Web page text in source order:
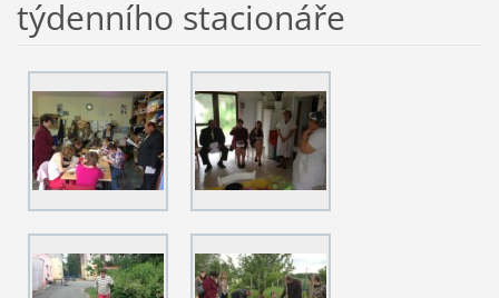
týdenního stacionáře